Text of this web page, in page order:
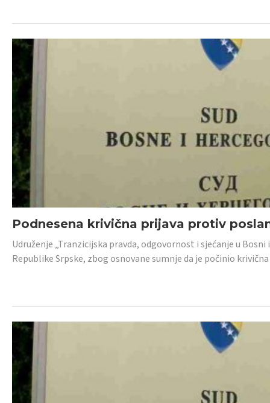
Podnesena krivična prijava protiv
Udruženje „Tranzicijska pravda, odgovornost i sjećanje u
Republike Srpske, zbog osnovane sumnje da je počinio